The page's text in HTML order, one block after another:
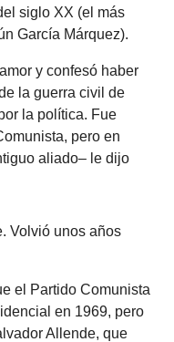
siglo XX (el más
García Márquez).
y confesó haber
la guerra civil de
la política. Fue
pero en
aliado– le dijo
Volvió unos años
el Partido Comunista
en 1969, pero
Allende, que